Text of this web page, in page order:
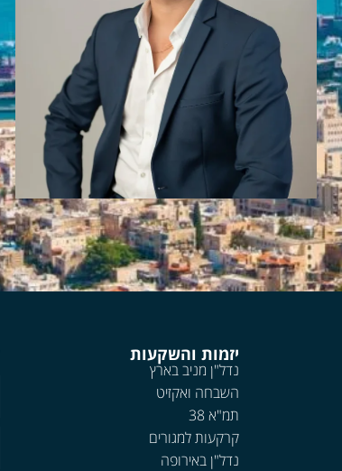
יזמות והשקעות
נדל"ן מניב בארץ
השבחה ואקזיט
תמ"א 38
קרקעות למגורים
נדל"ן באירופה